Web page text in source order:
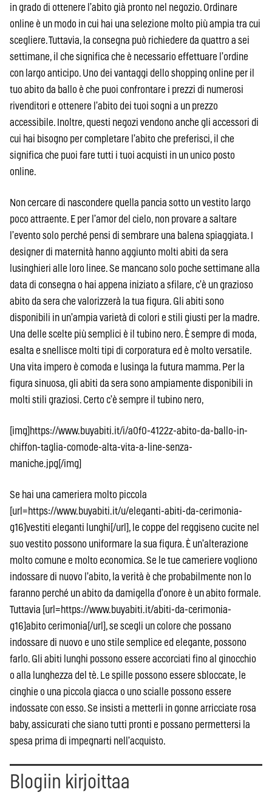
in grado di ottenere l’abito già pronto nel negozio. Ordinare
online è un modo in cui hai una selezione molto più ampia tra cui
scegliere. Tuttavia, la consegna può richiedere da quattro a sei
settimane, il che significa che è necessario effettuare l’ordine
con largo anticipo. Uno dei vantaggi dello shopping online per il
tuo abito da ballo è che puoi confrontare i prezzi di numerosi
rivenditori e ottenere l’abito dei tuoi sogni a un prezzo
accessibile. Inoltre, questi negozi vendono anche gli accessori di
cui hai bisogno per completare l’abito che preferisci, il che
significa che puoi fare tutti i tuoi acquisti in un unico posto
online.
Non cercare di nascondere quella pancia sotto un vestito largo
poco attraente. E per l’amor del cielo, non provare a saltare
l’evento solo perché pensi di sembrare una balena spiaggiata. I
designer di maternità hanno aggiunto molti abiti da sera
lusinghieri alle loro linee. Se mancano solo poche settimane alla
data di consegna o hai appena iniziato a sfilare, c’è un grazioso
abito da sera che valorizzerà la tua figura. Gli abiti sono
disponibili in un’ampia varietà di colori e stili giusti per la madre.
Una delle scelte più semplici è il tubino nero. È sempre di moda,
esalta e snellisce molti tipi di corporatura ed è molto versatile.
Una vita impero è comoda e lusinga la futura mamma. Per la
figura sinuosa, gli abiti da sera sono ampiamente disponibili in
molti stili graziosi. Certo c’è sempre il tubino nero,
[img]https://www.buyabiti.it/i/a0f0-4122z-abito-da-ballo-in-
chiffon-taglia-comode-alta-vita-a-line-senza-
maniche.jpg[/img]
Se hai una cameriera molto piccola
[url=https://www.buyabiti.it/u/eleganti-abiti-da-cerimonia-
g16]vestiti eleganti lunghi[/url], le coppe del reggiseno cucite nel
suo vestito possono uniformare la sua figura. È un’alterazione
molto comune e molto economica. Se le tue cameriere vogliono
indossare di nuovo l’abito, la verità è che probabilmente non lo
faranno perché un abito da damigella d’onore è un abito formale.
Tuttavia [url=https://www.buyabiti.it/abiti-da-cerimonia-
g16]abito cerimonia[/url], se scegli un colore che possano
indossare di nuovo e uno stile semplice ed elegante, possono
farlo. Gli abiti lunghi possono essere accorciati fino al ginocchio
o alla lunghezza del tè. Le spille possono essere sbloccate, le
cinghie o una piccola giacca o uno scialle possono essere
indossate con esso. Se insisti a metterli in gonne arricciate rosa
baby, assicurati che siano tutti pronti e possano permettersi la
spesa prima di impegnarti nell’acquisto.
Blogiin kirjoittaa